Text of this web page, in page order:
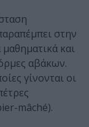
στην
και
αβάκων.
γίνονται οι
mâché).